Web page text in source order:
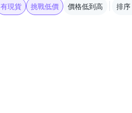
有現貨 挑戰低價 價格低到高 排序